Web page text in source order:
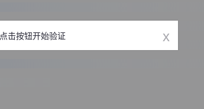
点击按钮开始验证 x